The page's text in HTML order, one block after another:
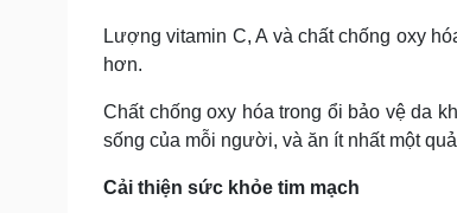
Lượng vitamin C, A và chất chống oxy
hơn.
Chất chống oxy hóa trong ổi bảo vệ da
sống của mỗi người, và ăn ít nhất một
Cải thiện sức khỏe tim mạch